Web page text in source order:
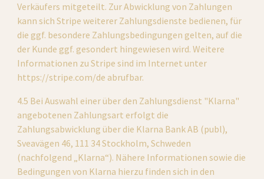
Verkäufers mitgeteilt. Zur Abwicklung von Zahlungen
kann sich Stripe weiterer Zahlungsdienste bedienen, für
die ggf. besondere Zahlungsbedingungen gelten, auf die
der Kunde ggf. gesondert hingewiesen wird. Weitere
Informationen zu Stripe sind im Internet unter
https://stripe.com/de abrufbar.
4.5 Bei Auswahl einer über den Zahlungsdienst "Klarna"
angebotenen Zahlungsart erfolgt die
Zahlungsabwicklung über die Klarna Bank AB (publ),
Sveavägen 46, 111 34 Stockholm, Schweden
(nachfolgend „Klarna“). Nähere Informationen sowie die
Bedingungen von Klarna hierzu finden sich in den